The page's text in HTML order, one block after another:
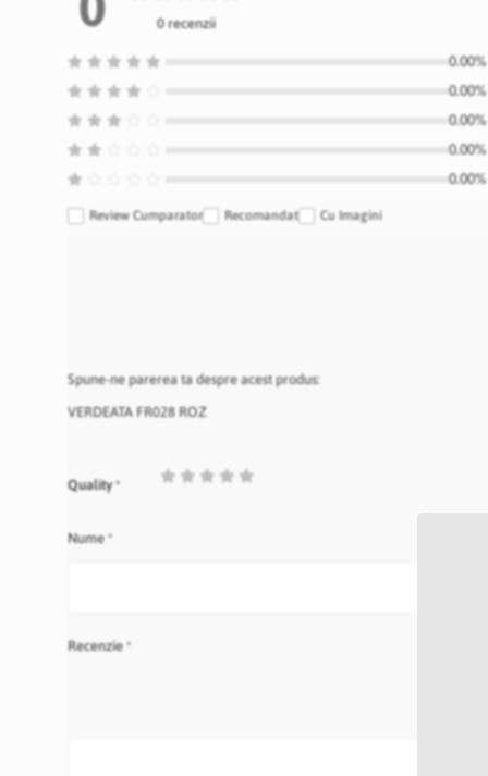
0 recenzii
Review Cumparator Recomandat Cu Imagini
Spune-ne parerea ta despre acest produs:
VERDEATA FR028 ROZ
Quality
1
2
3
4
Nume
Recenzie